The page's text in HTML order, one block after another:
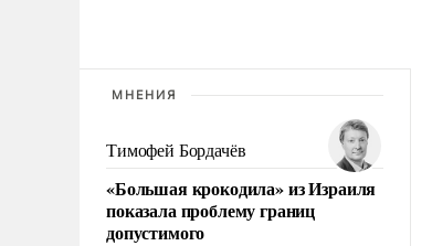
МНЕНИЯ
Тимофей Бордачёв
«Большая крокодила» из Израиля
показала проблему границ
допустимого